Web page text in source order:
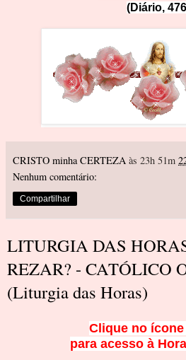
(Diário, 4
CRISTO minha CERTEZA às 23h 51m
Nenhum comentário:
Compartilhar
LITURGIA DAS
REZAR? - CATÓLICO
(Liturgia das Horas)
Clique no ícone
para acesso à